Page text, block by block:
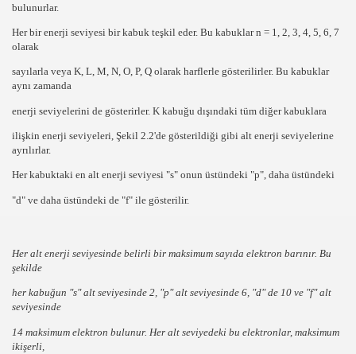
bulunurlar.
Her bir enerji seviyesi birkabuk teşkil eder. Bu kabuklarn = 1, 2, 3, 4, 5, 6, 7
olarak
sayılarla veya K, L, M, N, O, P, Q olarak harflerle gösterilirler. Bu kabuklar
aynı zamanda
enerji seviyelerini de gösterirler. K kabuğu dışındaki tüm diğer kabuklara
ilişkin enerji seviyeleri, Şekil 2.2'de gösterildiği gibi alt enerji seviyelerine
ayrılırlar.
Her kabuktaki en alt enerji seviyesi "s" onun üstündeki "p", daha üstündeki
"d" ve daha üstündeki de "f" ile gösterilir.
Her alt enerji seviyesinde belirli bir maksimum sayıda elektron barınır. Bu
şekilde
her kabuğun "s"alt seviyesinde 2, "p"alt seviyesinde 6, "d" de 10 ve "f"alt
seviyesinde
14 maksimum elektron bulunur. Her alt seviyedeki bu elektronlar, maksimum
ikişerli,